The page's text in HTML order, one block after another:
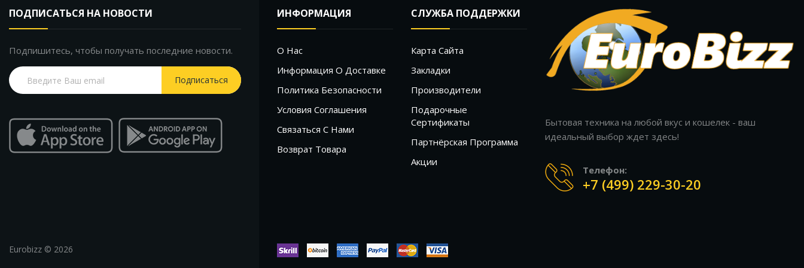
ПОДПИСАТЬСЯ НА НОВОСТИ
Подпишитесь, чтобы получать последние новости.
Подписаться
ИНФОРМАЦИЯ
О Нас
Информация О Доставке
Политика Безопасности
Условия Соглашения
Связаться С Нами
Возврат Товара
СЛУЖБА ПОДДЕРЖКИ
Карта Сайта
Закладки
Производители
Подарочные
Сертификаты
Партнёрская Программа
Акции
Бытовая техника на любой вкус и кошелек - ваш
идеальный выбор ждет здесь!
Телефон:
+7 (499) 229-30-20
Eurobizz © 2026